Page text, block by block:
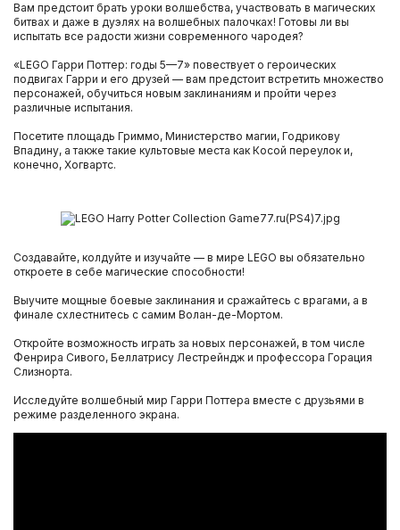
Вам предстоит брать уроки волшебства, участвовать в магических
битвах и даже в дуэлях на волшебных палочках! Готовы ли вы
испытать все радости жизни современного чародея?
«LEGO Гарри Поттер: годы 5—7» повествует о героических
подвигах Гарри и его друзей — вам предстоит встретить множество
персонажей, обучиться новым заклинаниям и пройти через
различные испытания.
Посетите площадь Гриммо, Министерство магии, Годрикову
Впадину, а также такие культовые места как Косой переулок и,
конечно, Хогвартс.
Создавайте, колдуйте и изучайте — в мире LEGO вы обязательно
откроете в себе магические способности!
Выучите мощные боевые заклинания и сражайтесь с врагами, а в
финале схлестнитесь с самим Волан-де-Мортом.
Откройте возможность играть за новых персонажей, в том числе
Фенрира Сивого, Беллатрису Лестрейндж и профессора Горация
Слизнорта.
Исследуйте волшебный мир Гарри Поттера вместе с друзьями в
режиме разделенного экрана.